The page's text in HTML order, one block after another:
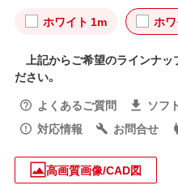
ホワイト 1m ホ
上記からご希望のラインナッ
ださい。
よくあるご質問
ソフ
対応情報
お問合せ
高画質画像/CAD図